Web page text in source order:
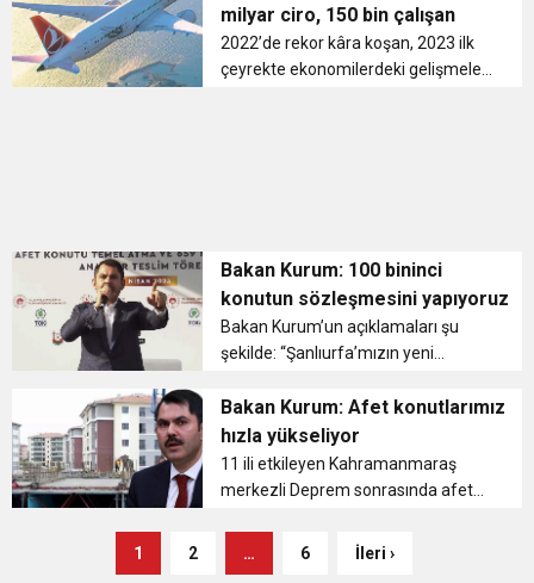
ardından halkla bayramlaştı. Basın
mensuplar...
milyar ciro, 150 bin çalışan
2022’de rekor kâra koşan, 2023 ilk
çeyrekte ekonomilerdeki gelişmeler
Bakan Kurum: 100 bininci
konutun sözleşmesini yapıyoruz
Bakan Kurum’un açıklamaları şu
şekilde: “Şanlıurfa’mızın yeni
atıyoruz. Yeni konutlarımızın
anahtarlarını burada büyük bir
coşkuyla teslim ediyor...
Bakan Kurum: Afet konutlarımız
hızla yükseliyor
11 ili etkileyen Kahramanmaraş
merkezli Deprem sonrasında afet
başlanmıştı. Çevre, Şehircilik ve İklim
1 2 … 6 İleri ›